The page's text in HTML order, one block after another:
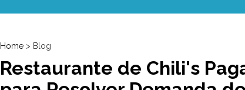
Home > Blog
Restaurante de Chili's